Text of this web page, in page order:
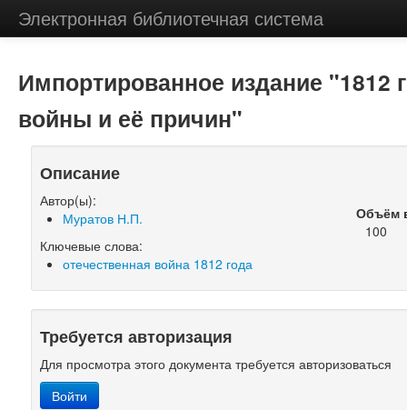
Электронная библиотечная система
Импортированное издание "1812
войны и её причин"
Описание
Автор(ы):
Муратов Н.П.
Ключевые слова:
отечественная война 1812 года
Объём
100
Требуется авторизация
Для просмотра этого документа требуется авторизоваться
Войти